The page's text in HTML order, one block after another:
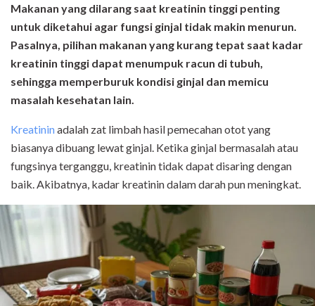
Makanan yang dilarang saat kreatinin tinggi penting
untuk diketahui agar fungsi ginjal tidak makin menurun.
Pasalnya, pilihan makanan yang kurang tepat saat kadar
kreatinin tinggi dapat menumpuk racun di tubuh,
sehingga memperburuk kondisi ginjal dan memicu
masalah kesehatan lain.
Kreatininadalah zat limbah hasil pemecahan otot yang
biasanya dibuang lewat ginjal. Ketika ginjal bermasalah atau
fungsinya terganggu, kreatinin tidak dapat disaring dengan
baik. Akibatnya, kadar kreatinin dalam darah pun meningkat.